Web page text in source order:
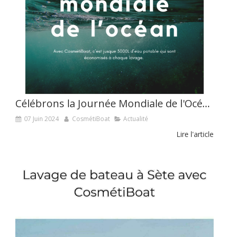
Célébrons la Journée Mondiale de l'Océan avec CosmétiBoat !
07 Juin 2024 CosmétiBoat Actualité
Lire l'article